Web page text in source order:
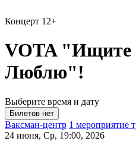
Концерт 12+
VOTA "Ищите
Люблю"!
Выберите время и дату
Ваксман-центр 1 мероприятие
24 июня, Ср, 19:00, 2026